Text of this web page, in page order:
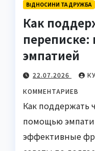
ВІДНОСИНИ ТА ДРУЖБА
Как
переписке:
эмпатией
22.07.2026
КОММЕНТАРИЕВ
Как поддержать
помощью
эффективные